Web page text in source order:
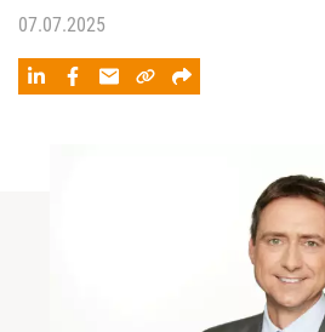
07.07.2025